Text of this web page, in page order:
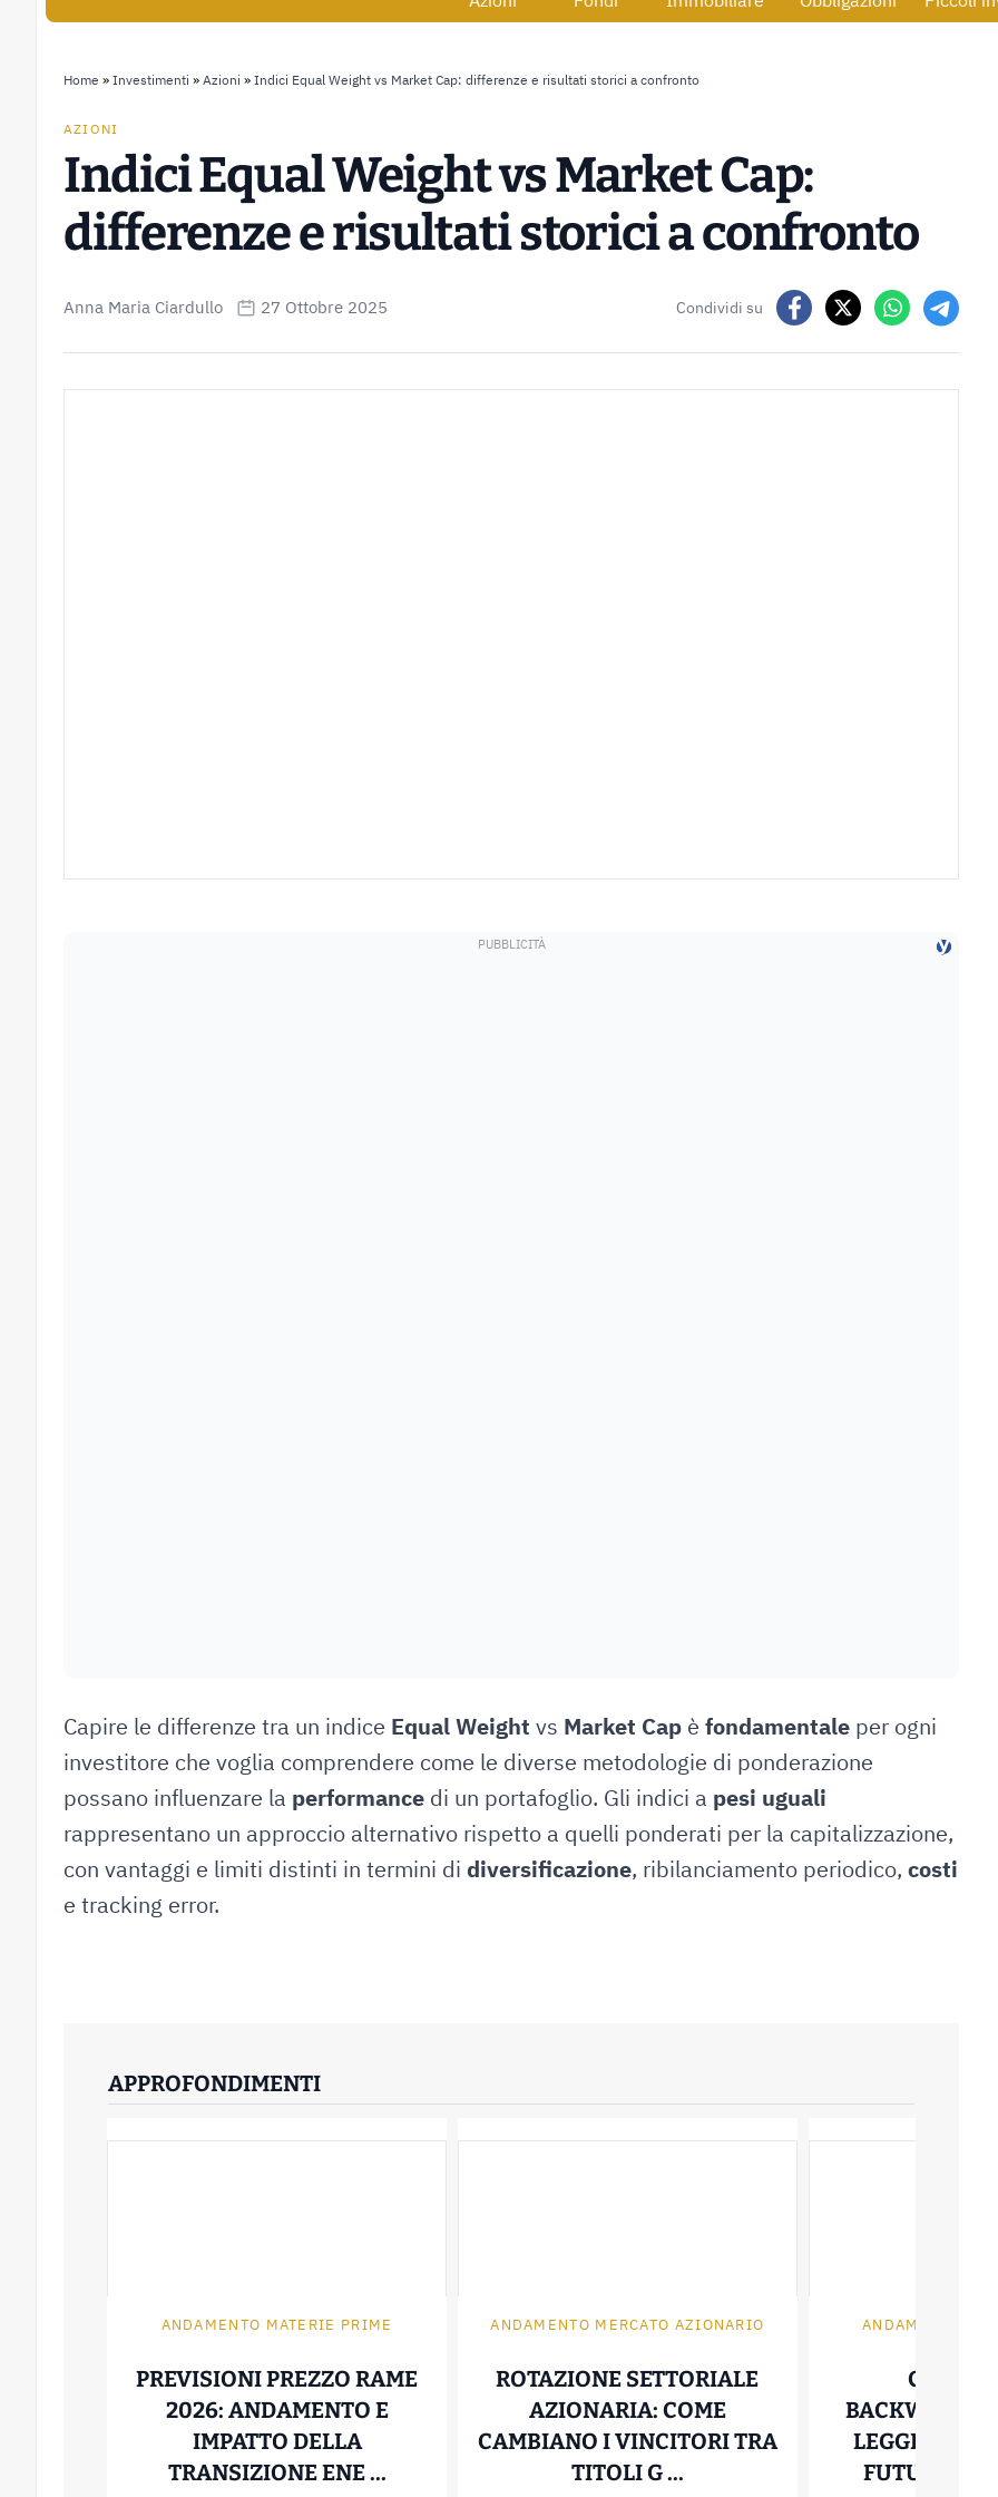
Home » Investimenti » Azioni » Indici Equal Weight vs Market Cap: differenze e risultati storici a confronto
AZIONI
Indici Equal Weight vs Market Cap:
differenze e risultati storici a confronto
Anna Maria Ciardullo 27 Ottobre 2025 Condividi su
Capire le differenze tra un indice Equal Weight vs Market Cap è fondamentale per ogni
investitore che voglia comprendere come le diverse metodologie di ponderazione
possano influenzare la performance di un portafoglio. Gli indici a pesi uguali
rappresentano un approccio alternativo rispetto a quelli ponderati per la capitalizzazione,
con vantaggi e limiti distinti in termini di diversificazione, ribilanciamento periodico, costi
e tracking error.
APPROFONDIMENTI
ANDAMENTO MATERIE PRIME
PREVISIONI PREZZO RAME
2026: ANDAMENTO E
IMPATTO DELLA
TRANSIZIONE ENE ...PREVISIONI PREZZO RAME 2026: ANDAMENTO E
ANDAMENTO MERCATO AZIONARIO
ROTAZIONE SETTORIALE
AZIONARIA: COME
CAMBIANO I VINCITORI TRA
TITOLI G ...ROTAZIONE SETTORIALE
ANDAMENTO
LEGGERE LA
FUTURE